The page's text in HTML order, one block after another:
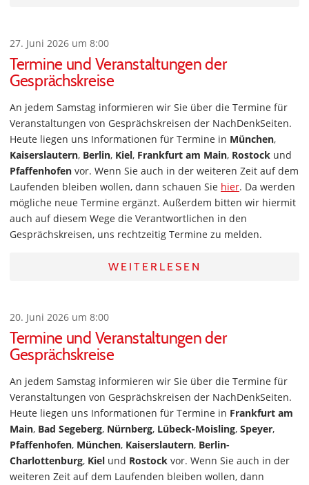
27. Juni 2026 um 8:00
Termine und Veranstaltungen der
Gesprächskreise
An jedem Samstag informieren wir Sie über die Termine für
Veranstaltungen von Gesprächskreisen der NachDenkSeiten.
Heute liegen uns Informationen für Termine in München,
Kaiserslautern, Berlin, Kiel, Frankfurt am Main, Rostock und
Pfaffenhofen vor. Wenn Sie auch in der weiteren Zeit auf dem
Laufenden bleiben wollen, dann schauen Sie hier. Da werden
mögliche neue Termine ergänzt. Außerdem bitten wir hiermit
auch auf diesem Wege die Verantwortlichen in den
Gesprächskreisen, uns rechtzeitig Termine zu melden.
WEITERLESEN
20. Juni 2026 um 8:00
Termine und Veranstaltungen der
Gesprächskreise
An jedem Samstag informieren wir Sie über die Termine für
Veranstaltungen von Gesprächskreisen der NachDenkSeiten.
Heute liegen uns Informationen für Termine in Frankfurt am
Main, Bad Segeberg, Nürnberg, Lübeck-Moisling, Speyer,
Pfaffenhofen, München, Kaiserslautern, Berlin-
Charlottenburg, Kiel und Rostock vor. Wenn Sie auch in der
weiteren Zeit auf dem Laufenden bleiben wollen, dann